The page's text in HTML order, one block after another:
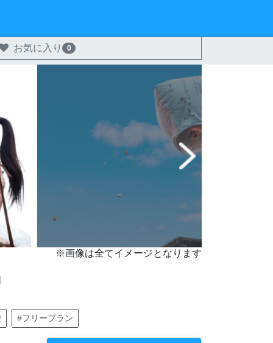
お気に入り 0
※画像は全てイメージとなります
#フリープラン